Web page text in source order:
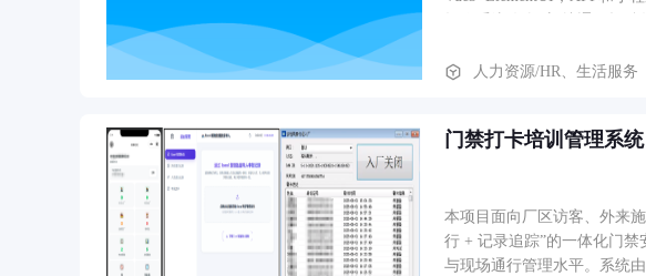
人力资源/HR、生活服务
门禁打卡培训管理系统
本项目面向厂区访客、外来
行 + 记录追踪”的一体化门
与现场通行管理水平。系统